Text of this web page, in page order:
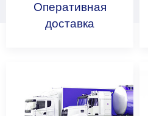
Оперативная
доставка